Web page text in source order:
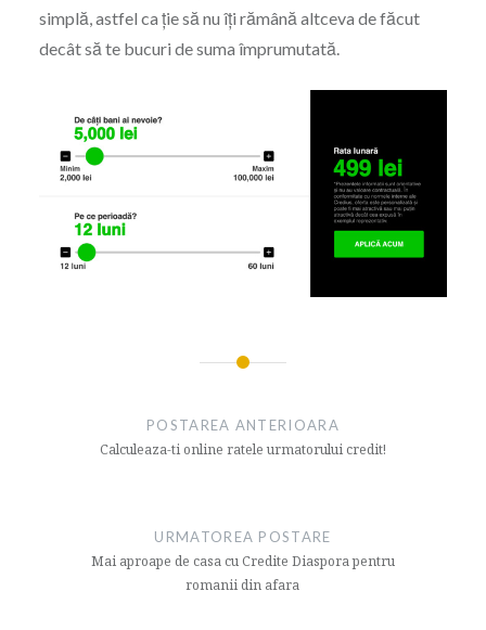
simplă, astfel ca ție să nu îți rămână altceva de făcut
decât să te bucuri de suma împrumutată.
POSTAREA ANTERIOARA
Calculeaza-ti online ratele urmatorului credit!
URMATOREA POSTARE
Mai aproape de casa cu Credite Diaspora pentru
romanii din afara